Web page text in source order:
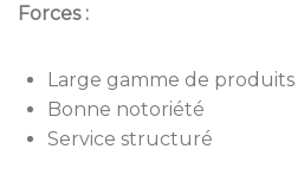
Forces :
Large gamme de produits
Bonne notoriété
Service structuré